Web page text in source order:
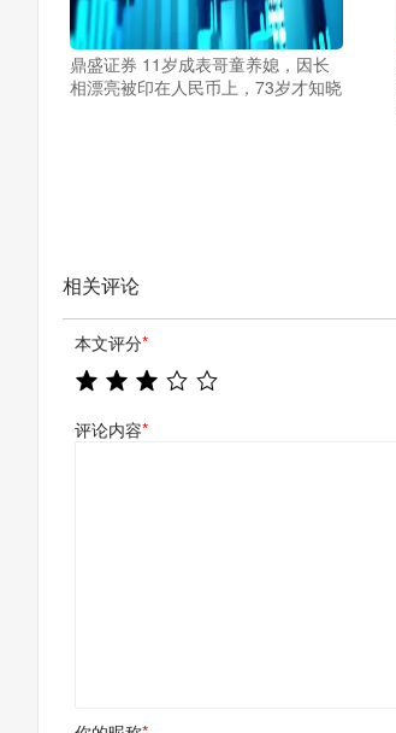
鼎盛证券 11岁成表哥童养媳，因长
相漂亮被印在人民币上，73岁才知晓
相关评论
本文评分*
评论内容*